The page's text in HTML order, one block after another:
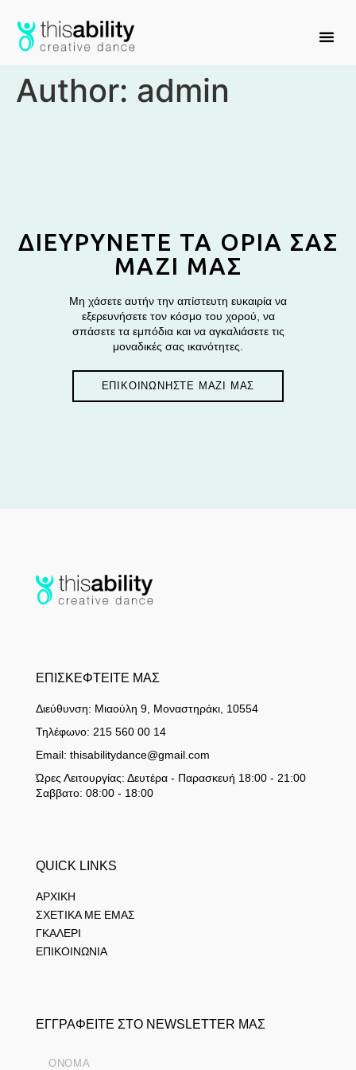
Author: admin
ΔΙΕΥΡΥΝΕΤΕ ΤΑ ΟΡΙΑ ΣΑΣ
ΜΑΖΙ ΜΑΣ
Μη χάσετε αυτήν την απίστευτη ευκαιρία να
εξερευνήσετε τον κόσμο του χορού, να
σπάσετε τα εμπόδια και να αγκαλιάσετε τις
μοναδικές σας ικανότητες.
ΕΠΙΚΟΙΝΩΝΗΣΤΕ ΜΑΖΙ ΜΑΣ
ΕΠΙΣΚΕΦΤΕΙΤΕ ΜΑΣ
Διεύθυνση: Μιαούλη 9, Μοναστηράκι, 10554
Τηλέφωνο: 215 560 00 14
Email: thisabilitydance@gmail.com
Ώρες Λειτουργίας: Δευτέρα - Παρασκευή 18:00 - 21:00
Σαββατο: 08:00 - 18:00
QUICK LINKS
ΑΡΧΙΚΗ
ΣΧΕΤΙΚΑ ΜΕ ΕΜΑΣ
ΓΚΑΛΕΡΙ
ΕΠΙΚΟΙΝΩΝΙΑ
ΕΓΓΡΑΦΕΙΤΕ ΣΤΟ NEWSLETTER ΜΑΣ